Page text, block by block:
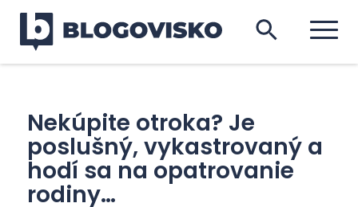
Nekúpite otroka? Je
poslušný, vykastrovaný a
hodí sa na opatrovanie
rodiny…